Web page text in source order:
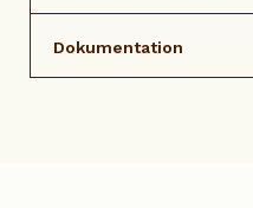
Dokumentation